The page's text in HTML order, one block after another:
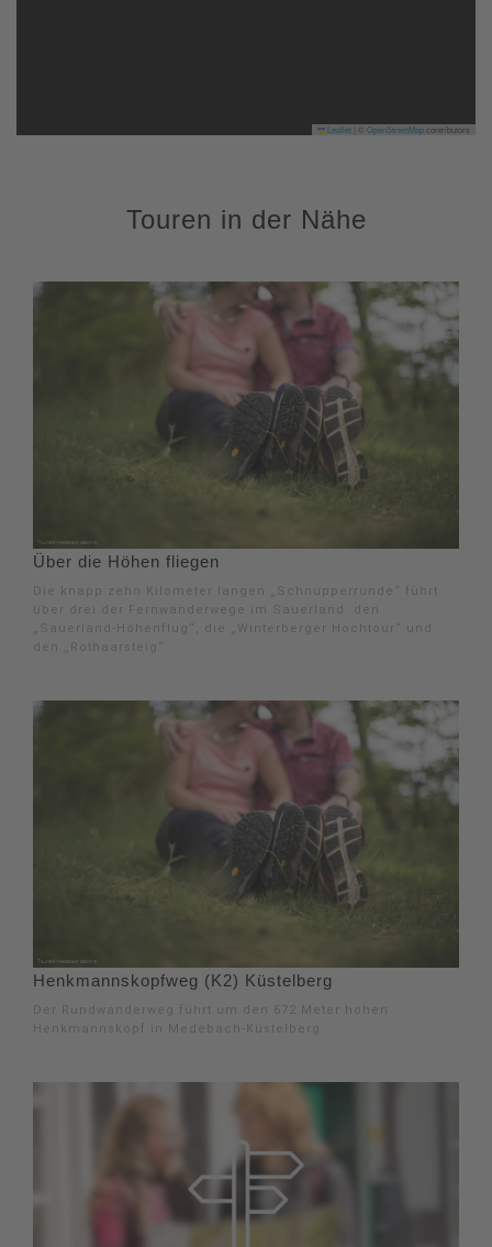
Leaflet OpenStreetMapcontributors
Touren in der Nähe
Über die Höhen fliegen
Die knapp zehn Kilometer langen „Schnupperrunde“ führt
über drei der Fernwanderwege im Sauerland: den
„Sauerland-Höhenflug“, die „Winterberger Hochtour“ und
den „Rothaarsteig“.
Henkmannskopfweg (K2) Küstelberg
Der Rundwanderweg führt um den 672 Meter hohen
Henkmannskopf in Medebach-Küstelberg.